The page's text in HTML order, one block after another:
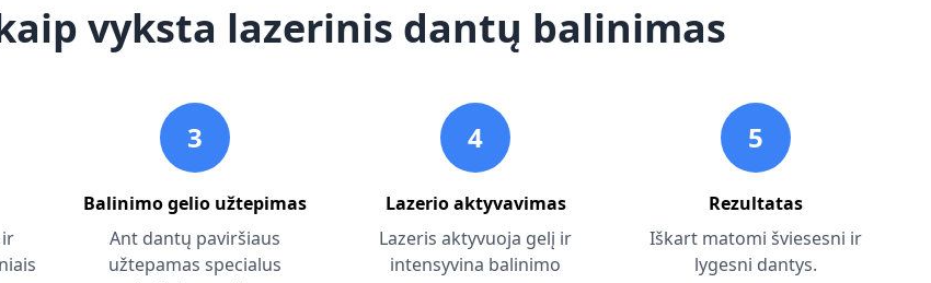
vyksta lazerinis dantų balinimas
3
Balinimo gelio užtepimas
Ant dantų paviršiaus
užtepamas specialus
4
Lazerio aktyvavimas
Lazeris aktyvuoja gelį ir
intensyvina balinimo
5
Rezultatas
Iškart matomi šviesesni ir
lygesni dantys.